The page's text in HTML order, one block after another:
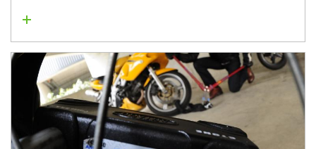
Lire la suite